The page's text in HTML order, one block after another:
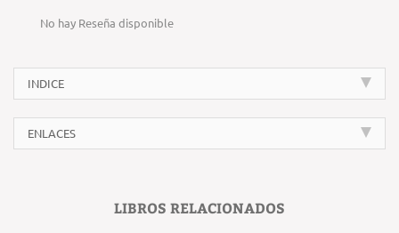
No hay Reseña disponible
INDICE
ENLACES
LIBROS RELACIONADOS